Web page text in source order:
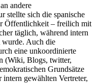
andere
stellte sich die spanische
Öffentlichkeit – freilich mit
täglich, während intern
wurde. Auch die
eine unkoordinierte
(Wiki, Blogs, twitter,
Grundsätze
intern gewählten Vertreter,